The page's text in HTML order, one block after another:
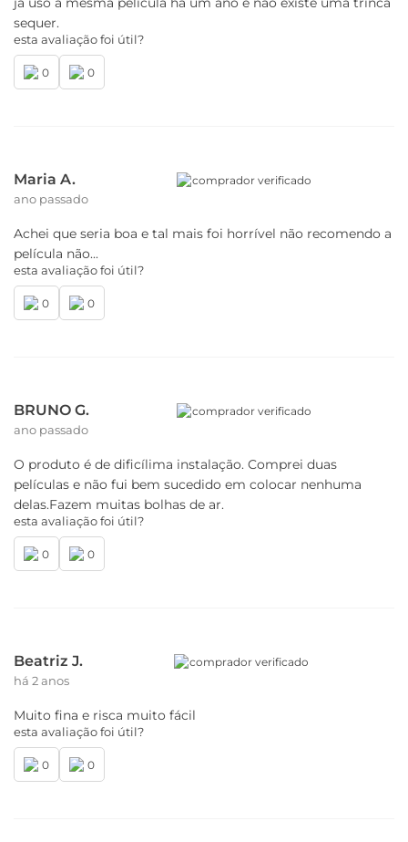
sequer.
esta avaliação foi útil?
0 0
Maria A.
ano passado
comprador verificado
Achei que seria boa e tal mais foi horrível não recomendo a
película não...
esta avaliação foi útil?
0 0
BRUNO G.
ano passado
comprador verificado
O produto é de dificílima instalação. Comprei duas
películas e não fui bem sucedido em colocar nenhuma
delas.Fazem muitas bolhas de ar.
esta avaliação foi útil?
0 0
Beatriz J.
há 2 anos
comprador verificado
Muito fina e risca muito fácil
esta avaliação foi útil?
0 0